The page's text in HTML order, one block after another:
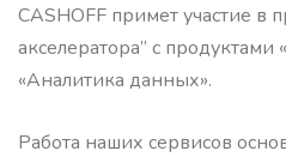
CASHOFF примет участие в
акселератора” с
«Аналитика данных».
Работа наших сервисов